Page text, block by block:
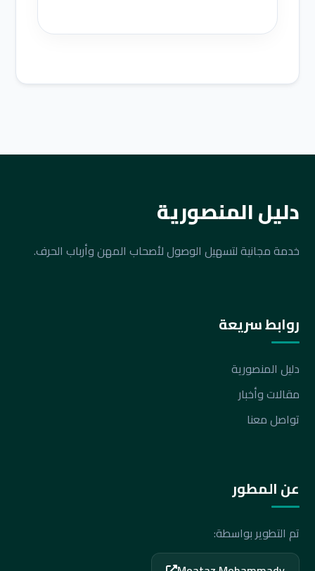
دليل المنصورية
خدمة مجانية لتسهيل الوصول لأصحاب المهن وأرباب الحرف.
روابط سريعة
دليل المنصورية
مقالات وأخبار
تواصل معنا
عن المطور
تم التطوير بواسطة: